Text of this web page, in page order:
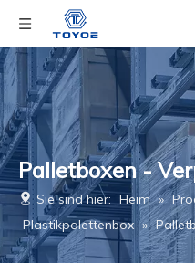
Palletboxen -
Sie sind hier: Heim »
Plastikpalettenbox »